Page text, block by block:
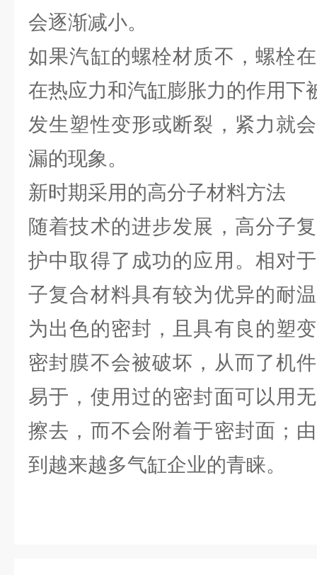
会逐渐减小。
如果汽缸的螺栓材质不，螺栓
在热应力和汽缸膨胀力的作用下
发生塑性变形或断裂，紧力就
漏的现象。
新时期采用的高分子材料方法
随着技术的进步发展，高分子
护中取得了成功的应用。相对
子复合材料具有较为优异的耐
为出色的密封，且具有良的塑
密封膜不会被破坏，从而了机
易于，使用过的密封面可以用
擦去，而不会附着于密封面；
到越来越多气缸企业的青睐。